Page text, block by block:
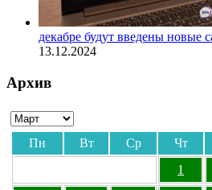
декабре будут введены новые
13.12.2024
Архив
Пн Вт Ср Чт
1